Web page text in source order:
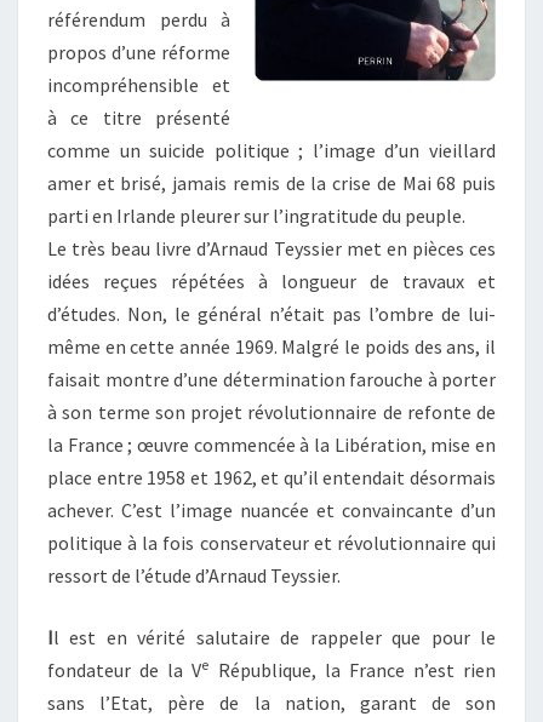
référendum perdu à
propos d’une réforme
incompréhensible et
à ce titre présenté
comme un suicide politique ; l’image d’un vieillard
amer et brisé, jamais remis de la crise de Mai 68 puis
parti en Irlande pleurer sur l’ingratitude du peuple.
Le très beau livre d’Arnaud Teyssier met en pièces ces
idées reçues répétées à longueur de travaux et
d’études. Non, le général n’était pas l’ombre de lui-
même en cette année 1969. Malgré le poids des ans, il
faisait montre d’une détermination farouche à porter
à son terme son projet révolutionnaire de refonte de
la France ; œuvre commencée à la Libération, mise en
place entre 1958 et 1962, et qu’il entendait désormais
achever. C’est l’image nuancée et convaincante d’un
politique à la fois conservateur et révolutionnaire qui
ressort de l’étude d’Arnaud Teyssier.
Il est en vérité salutaire de rappeler que pour le
fondateur de la Ve République, la France n’est rien
sans l’Etat, père de la nation, garant de son